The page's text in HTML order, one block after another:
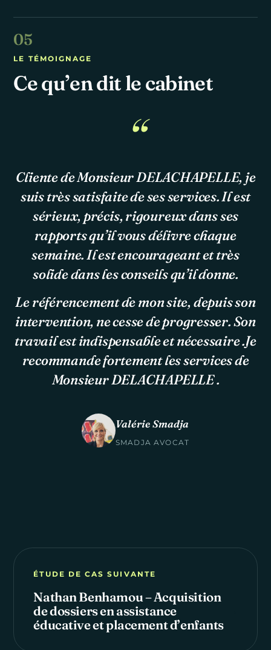
LE TÉMOIGNAGE
Ce qu’en dit le cabinet
Cliente de Monsieur DELACHAPELLE, je
suis très satisfaite de ses services. Il est
sérieux, précis, rigoureux dans ses
rapports qu’il vous délivre chaque
semaine. Il est encourageant et très
solide dans les conseils qu’il donne.
Le référencement de mon site, depuis son
intervention, ne cesse de progresser. Son
travail est indispensable et nécessaire .Je
recommande fortement les services de
Monsieur DELACHAPELLE .
Valérie Smadja
SMADJA AVOCAT
ÉTUDE DE CAS SUIVANTE
Nathan Benhamou – Acquisition
de dossiers en assistance
éducative et placement d’enfants